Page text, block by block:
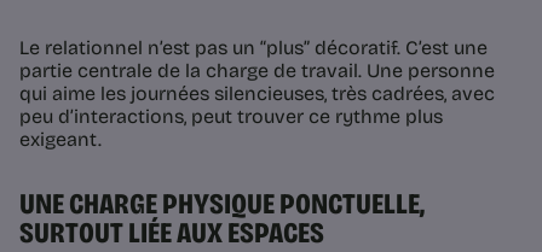
Le relationnel n’est pas un “plus” décoratif. C’est une
partie centrale de la charge de travail. Une personne
qui aime les journées silencieuses, très cadrées, avec
peu d’interactions, peut trouver ce rythme plus
exigeant.
UNE CHARGE PHYSIQUE PONCTUELLE,
SURTOUT LIÉE AUX ESPACES